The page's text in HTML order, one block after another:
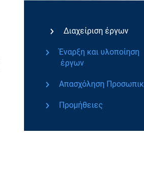
Διαχείριση έργων
Έναρξη και υλοποίηση
έργων
Απασχόληση
Προμήθειες